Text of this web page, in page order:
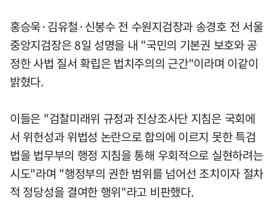
홍승욱·김유철·신봉수 전 수원지검장과 송경호 전 서울
중앙지검장은 8일 성명을 내 "국민의 기본권 보호와 공
정한 사법 질서 확립은 법치주의의 근간"이라며 이같이
밝혔다.
이들은 "검찰미래위 규정과 진상조사단 지침은 국회에
서 위헌성과 위법성 논란으로 합의에 이르지 못한 특검
법을 법무부의 행정 지침을 통해 우회적으로 실현하려는
시도"라며 "행정부의 권한 범위를 넘어선 조치이자 절차
적 정당성을 결여한 행위"라고 비판했다.